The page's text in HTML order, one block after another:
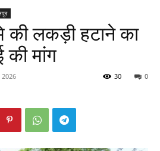
की लकड़ी हटाने का
की मांग
2026 0
30